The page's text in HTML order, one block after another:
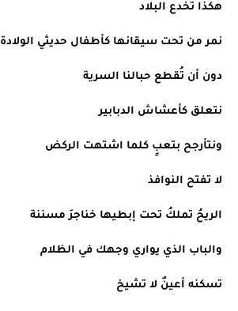
هكذا تخدع البلاد
نمر من تحت سيقانها كأطفال حديثي الولادة
دون أن تُقطع حبالنا السرية
نتعلق كأعشاش الدبابير
ونتأرجح بتعبٍ كلما اشتهت الركض
لا تفتح النوافذ
الريحُ تملكُ تحت إبطيها خناجرَ مسننة
والباب الذي يواري وجهك في الظلام
تسكنه أعينٌ لا تشيخ